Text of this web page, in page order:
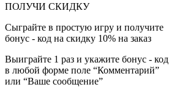
ПОЛУЧИ СКИДКУ
Сыграйте в простую игру и получите
бонус - код на скидку 10% на заказ
Выиграйте 1 раз и укажите бонус - код
в любой форме поле “Комментарий”
или “Ваше сообщение”